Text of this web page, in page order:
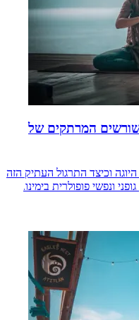
המרתקים של
וכיצד התרגול העתיק הזה
ונפשי פופולרית בימינו.